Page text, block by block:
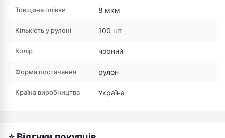
Товщина плівки 8 мкм
Кількість у рулоні 100 шт
Колір чорний
Форма постачання рулон
Країна виробництва Україна